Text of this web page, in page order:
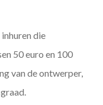
inhuren die
50 euro en 100
van de ontwerper,